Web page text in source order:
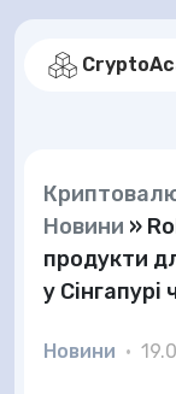
Новини »
продукти
у
Новини •